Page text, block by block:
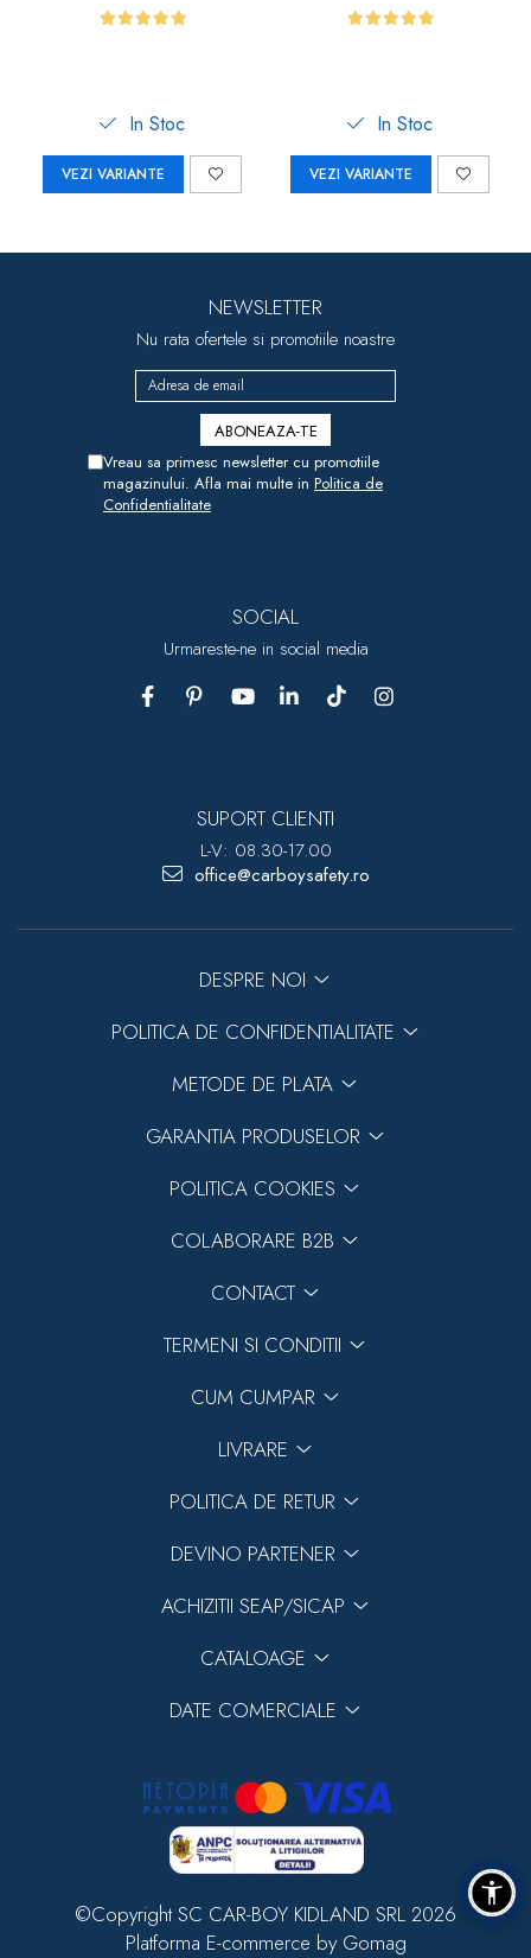
In Stoc
VEZI VARIANTE
In Stoc
VEZI VARIANTE
NEWSLETTER
Nu rata ofertele si promotiile noastre
Vreau sa primesc newsletter cu promotiile
magazinului. Afla mai multe in Politica de
Confidentialitate
SOCIAL
Urmareste-ne in social media
SUPORT CLIENTI
L-V: 08.30-17.00
office@carboysafety.ro
DESPRE NOI
POLITICA DE CONFIDENTIALITATE
METODE DE PLATA
GARANTIA PRODUSELOR
POLITICA COOKIES
COLABORARE B2B
CONTACT
TERMENI SI CONDITII
CUM CUMPAR
LIVRARE
POLITICA DE RETUR
DEVINO PARTENER
ACHIZITII SEAP/SICAP
CATALOAGE
DATE COMERCIALE
©Copyright SC CAR-BOY KIDLAND SRL 2026
Platforma E-commerce by Gomag